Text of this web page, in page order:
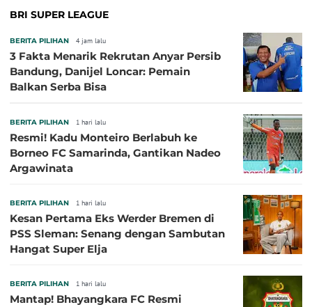
BRI SUPER LEAGUE
BERITA PILIHAN 4 jam lalu
3 Fakta Menarik Rekrutan Anyar Persib
Bandung, Danijel Loncar: Pemain
Balkan Serba Bisa
BERITA PILIHAN 1 hari lalu
Resmi! Kadu Monteiro Berlabuh ke
Borneo FC Samarinda, Gantikan Nadeo
Argawinata
BERITA PILIHAN 1 hari lalu
Kesan Pertama Eks Werder Bremen di
PSS Sleman: Senang dengan Sambutan
Hangat Super Elja
BERITA PILIHAN 1 hari lalu
Mantap! Bhayangkara FC Resmi